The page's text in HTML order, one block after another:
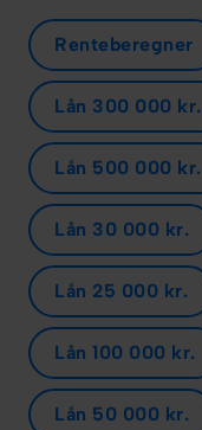
Renteberegner
Lån 300 000 kr.
Lån 500 000 kr.
Lån 30 000 kr.
Lån 25 000 kr.
Lån 100 000 kr.
Lån 50 000 kr.